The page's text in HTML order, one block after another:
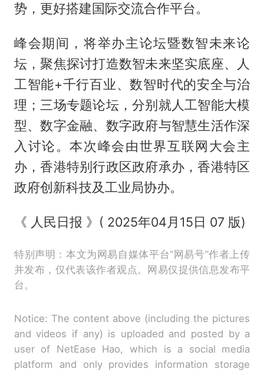
势，更好搭建国际交流合作平台。
峰会期间，将举办主论坛暨数智未来论
坛，聚焦探讨打造数智未来坚实底座、人
工智能+千行百业、数智时代的安全与治
理；三场专题论坛，分别就人工智能大模
型、数字金融、数字政府与智慧生活作深
入讨论。本次峰会由世界互联网大会主
办，香港特别行政区政府承办，香港特区
政府创新科技及工业局协办。
《 人民日报 》( 2025年04月15日 07 版)
特别声明：本文为网易自媒体平台“网易号”作者上传
并发布，仅代表该作者观点。网易仅提供信息发布平
台。
Notice: The content above (including the pictures
and videos if any) is uploaded and posted by a
user of NetEase Hao, which is a social media
platform and only provides information storage